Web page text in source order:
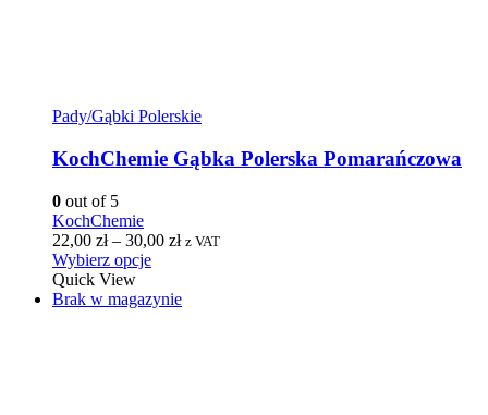
Pady/Gąbki Polerskie
KochChemie Gąbka Polerska Pomarańczowa
0 out of 5
KochChemie
22,00 zł– 30,00 zł z VAT
Wybierz opcje
Quick View
Brak w magazynie